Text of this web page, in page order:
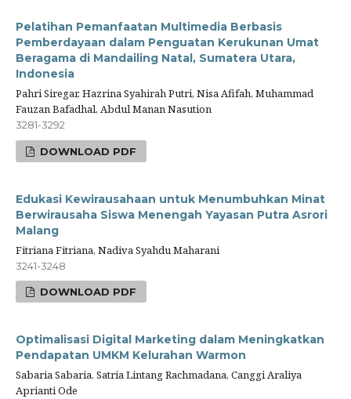
Pelatihan Pemanfaatan Multimedia Berbasis
Pemberdayaan dalam Penguatan Kerukunan Umat
Beragama di Mandailing Natal, Sumatera Utara,
Indonesia
Pahri Siregar, Hazrina Syahirah Putri, Nisa Afifah, Muhammad
Fauzan Bafadhal, Abdul Manan Nasution
3281-3292
DOWNLOAD PDF
Edukasi Kewirausahaan untuk Menumbuhkan Minat
Berwirausaha Siswa Menengah Yayasan Putra Asrori
Malang
Fitriana Fitriana, Nadiva Syahdu Maharani
3241-3248
DOWNLOAD PDF
Optimalisasi Digital Marketing dalam Meningkatkan
Pendapatan UMKM Kelurahan Warmon
Sabaria Sabaria, Satria Lintang Rachmadana, Canggi Araliya
Aprianti Ode